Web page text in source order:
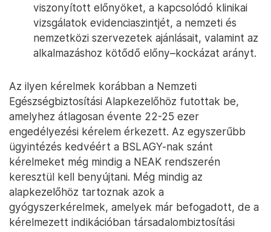
viszonyított előnyöket, a kapcsolódó klinikai
vizsgálatok evidenciaszintjét, a nemzeti és
nemzetközi szervezetek ajánlásait, valamint az
alkalmazáshoz kötődő előny–kockázat arányt.
Az ilyen kérelmek korábban a Nemzeti
Egészségbiztosítási Alapkezelőhöz futottak be,
amelyhez átlagosan évente 22-25 ezer
engedélyezési kérelem érkezett. Az egyszerűbb
ügyintézés kedvéért a BSLAGY-nak szánt
kérelmeket még mindig a NEAK rendszerén
keresztül kell benyújtani. Még mindig az
alapkezelőhöz tartoznak azok a
gyógyszerkérelmek, amelyek már befogadott, de a
kérelmezett indikációban társadalombiztosítási